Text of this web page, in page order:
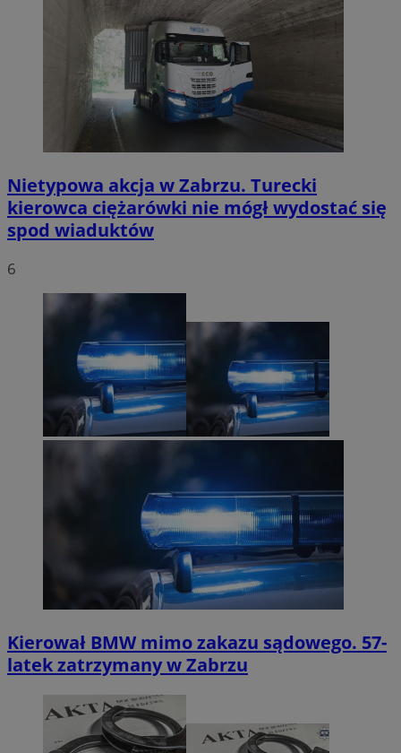
Nietypowa akcja w Zabrzu. Turecki
kierowca ciężarówki nie mógł wydostać się
spod wiaduktów
6
Kierował BMW mimo zakazu sądowego. 57-
latek zatrzymany w Zabrzu